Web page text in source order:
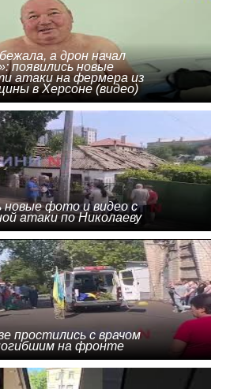
а дрон начал
появились новые
атаки на фермера из
в Херсоне (видео)
новые фото и видео с
атаки по Николаеву
простились с врачом
на фронте